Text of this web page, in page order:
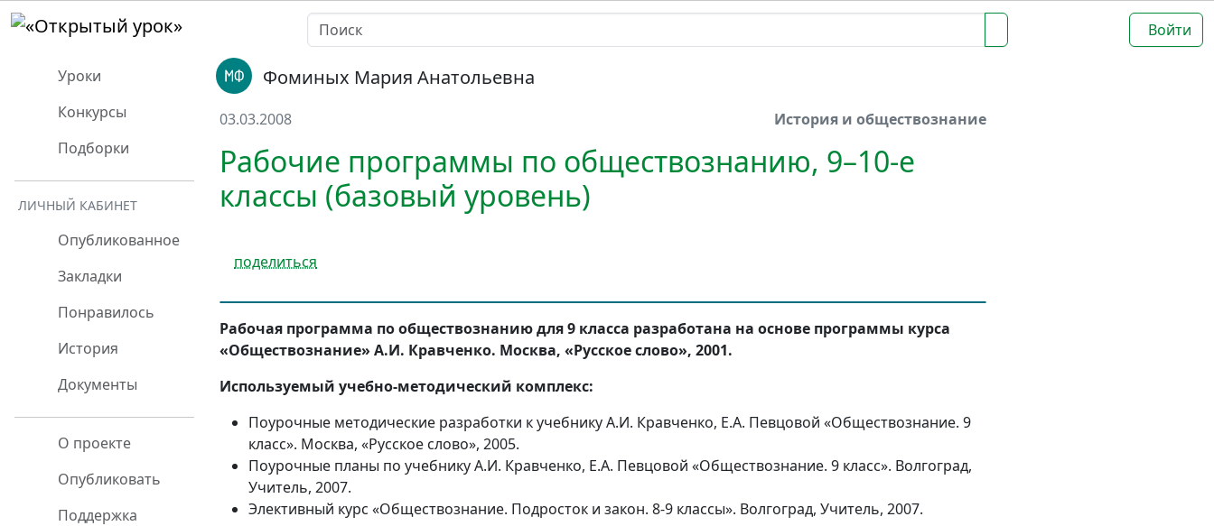
Войти
Уроки
Конкурсы
Подборки
ЛИЧНЫЙ КАБИНЕТ
Опубликованное
Закладки
Понравилось
История
Документы
О проекте
Опубликовать
Поддержка
Фоминых Мария Анатольевна
03.03.2008 История и обществознание
Рабочие программы по обществознанию, 9–10-е
классы (базовый уровень)
поделиться
Рабочая программа по обществознанию для 9 класса разработана на основе программы курса
«Обществознание» А.И. Кравченко. Москва, «Русское слово», 2001.
Используемый учебно-методический комплекс:
Поурочные методические разработки к учебнику А.И. Кравченко, Е.А. Певцовой «Обществознание. 9
класс». Москва, «Русское слово», 2005.
Поурочные планы по учебнику А.И. Кравченко, Е.А. Певцовой «Обществознание. 9 класс». Волгоград,
Учитель, 2007.
Элективный курс «Обществознание. Подросток и закон. 8-9 классы». Волгоград, Учитель, 2007.